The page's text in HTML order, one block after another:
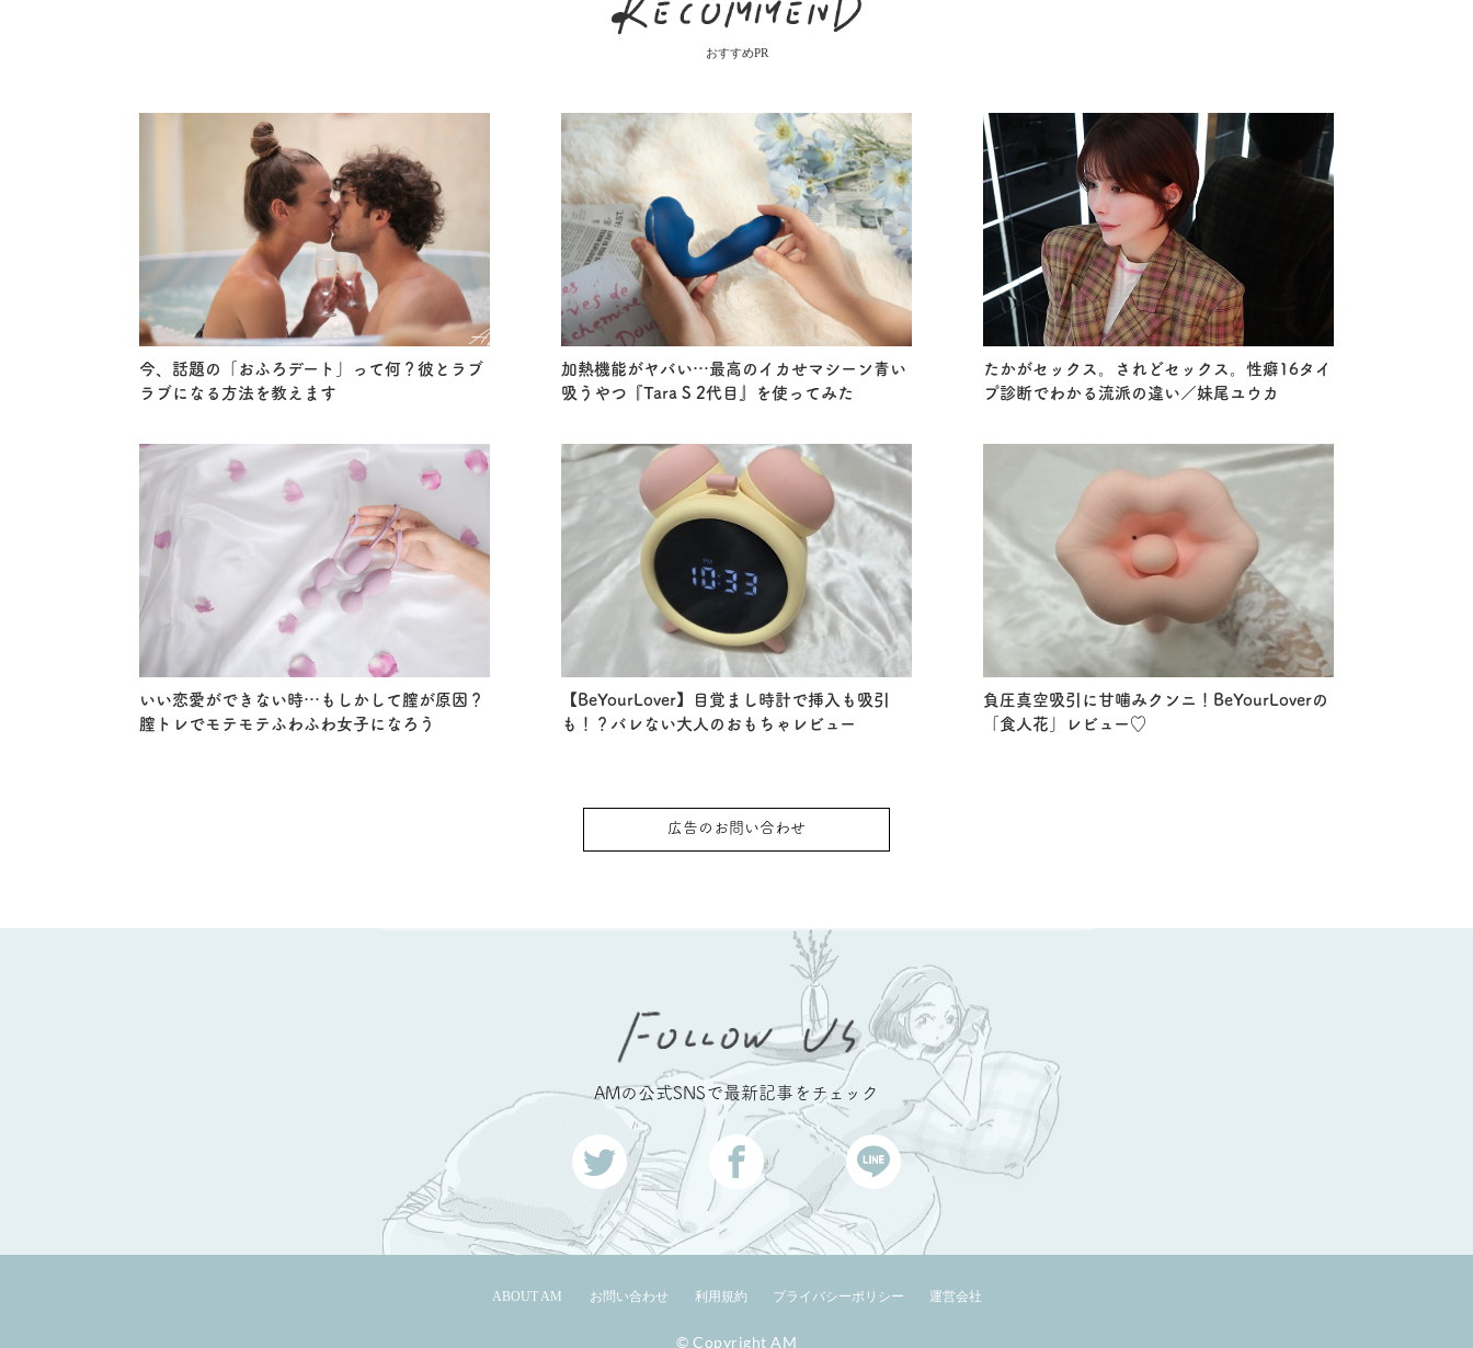
おすすめPR
今、話題の「おふろデート」って何？彼とラブ
ラブになる方法を教えます
加熱機能がヤバい…最高のイカせマシーン青い
吸うやつ『Tara S 2代目』を使ってみた
たかがセックス。されどセックス。性癖16タイ
プ診断でわかる流派の違い／妹尾ユウカ
いい恋愛ができない時…もしかして膣が原因？
膣トレでモテモテふわふわ女子になろう
【BeYourLover】目覚まし時計で挿入も吸引
も！？バレない大人のおもちゃレビュー
負圧真空吸引に甘噛みクンニ！BeYourLoverの
「食人花」レビュー♡
広告のお問い合わせ
AMの公式SNSで最新記事をチェック
ABOUT AM お問い合わせ 利用規約 プライバシーポリシー 運営会社
© Copyright AM